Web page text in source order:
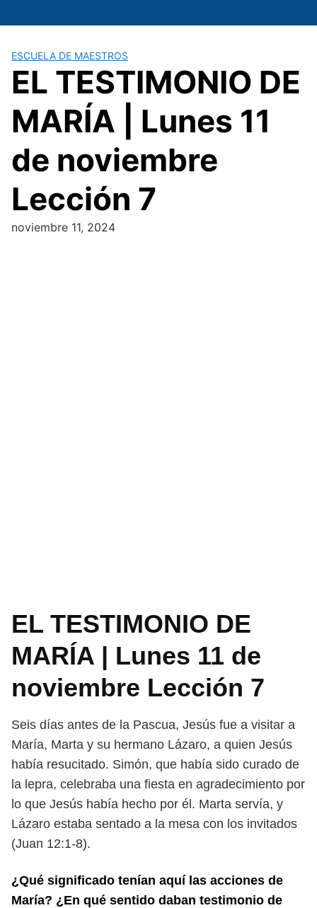
al
ESCUELA DE MAESTROS
EL TESTIMONIO DE
MARÍA | Lunes 11
de noviembre
Lección 7
noviembre 11, 2024
EL TESTIMONIO DE
MARÍA | Lunes 11 de
noviembre Lección 7
Seis días antes de la Pascua, Jesús fue a visitar a
María, Marta y su hermano Lázaro, a quien Jesús
había resucitado. Simón, que había sido curado de
la lepra, celebraba una fiesta en agradecimiento por
lo que Jesús había hecho por él. Marta servía, y
Lázaro estaba sentado a la mesa con los invitados
(Juan 12:1-8).
¿Qué significado tenían aquí las acciones de
María? ¿En qué sentido daban testimonio de